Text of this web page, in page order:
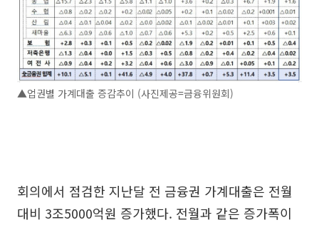
▲업권별 가계대출 증감추이 (사진제공=금융위원회)
회의에서 점검한 지난달 전 금융권 가계대출은 전월
대비 3조5000억원 증가했다. 전월과 같은 증가폭이